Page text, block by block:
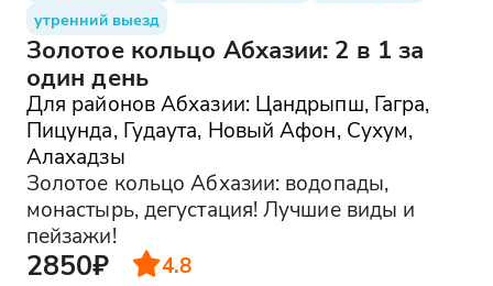
утренний выезд
Золотое кольцо Абхазии: 2 в 1 за
один день
Для районов Абхазии: Цандрыпш, Гагра,
Пицунда, Гудаута, Новый Афон, Сухум,
Алахадзы
Золотое кольцо Абхазии: водопады,
монастырь, дегустация! Лучшие виды и
пейзажи!
2850₽ 4.8